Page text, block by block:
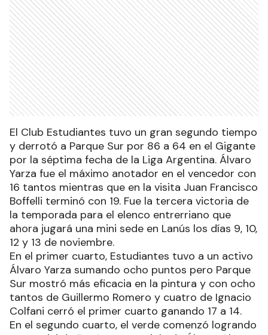
El Club Estudiantes tuvo un gran segundo tiempo
y derrotó a Parque Sur por 86 a 64 en el Gigante
por la séptima fecha de la Liga Argentina. Álvaro
Yarza fue el máximo anotador en el vencedor con
16 tantos mientras que en la visita Juan Francisco
Boffelli terminó con 19. Fue la tercera victoria de
la temporada para el elenco entrerriano que
ahora jugará una mini sede en Lanús los días 9, 10,
12 y 13 de noviembre.
En el primer cuarto, Estudiantes tuvo a un activo
Álvaro Yarza sumando ocho puntos pero Parque
Sur mostró más eficacia en la pintura y con ocho
tantos de Guillermo Romero y cuatro de Ignacio
Colfani cerró el primer cuarto ganando 17 a 14.
En el segundo cuarto, el verde comenzó logrando